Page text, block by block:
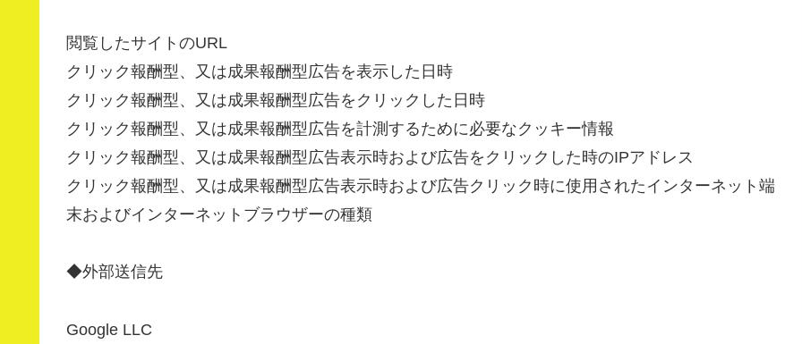
閲覧したサイトのURL
クリック報酬型、又は成果報酬型広告を表示した日時
クリック報酬型、又は成果報酬型広告をクリックした日時
クリック報酬型、又は成果報酬型広告を計測するために必要なクッキー情報
クリック報酬型、又は成果報酬型広告表示時および広告をクリックした時のIPアドレス
クリック報酬型、又は成果報酬型広告表示時および広告クリック時に使用されたインターネット端
末およびインターネットブラウザーの種類
◆外部送信先
Google LLC